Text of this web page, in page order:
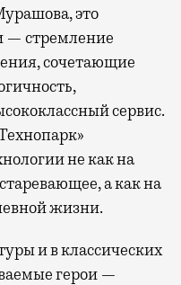
это
— стремление
сочетающие
сервис.
не как на
а как на
жизни.
и в классических
герои —